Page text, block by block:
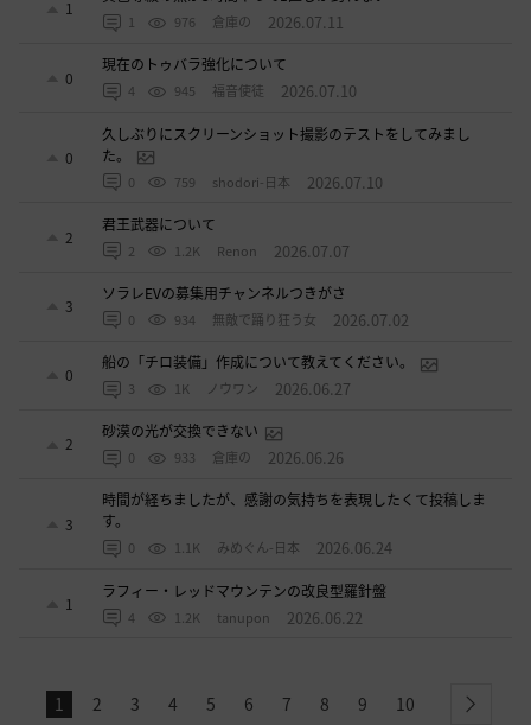
1
1 976 倉庫の 2026.07.11
0
現在のトゥバラ強化について
4 945 福音使徒 2026.07.10
0
久しぶりにスクリーンショット撮影のテストをしてみまし
た。
0 759 shodori-日本 2026.07.10
2
君王武器について
2 1.2K Renon 2026.07.07
3
ソラレEVの募集用チャンネルつきがさ
0 934 無敵で踊り狂う女 2026.07.02
0
船の「チロ装備」作成について教えてください。
3 1K ノウワン 2026.06.27
2
砂漠の光が交換できない
0 933 倉庫の 2026.06.26
3
時間が経ちましたが、感謝の気持ちを表現したくて投稿しま
す。
0 1.1K みめぐん-日本 2026.06.24
1
ラフィー・レッドマウンテンの改良型羅針盤
4 1.2K tanupon 2026.06.22
1 2 3 4 5 6 7 8 9 10 next